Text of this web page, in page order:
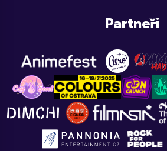
Partneři